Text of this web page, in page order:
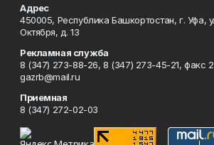
Адрес
450005, Республика Башкортостан, г. Уфа,
Октября, д. 13
Рекламная служба
8 (347) 273-88-26, 8 (347) 273-45-21, факс
gazrb@mail.ru
Приемная
8 (347) 272-02-03